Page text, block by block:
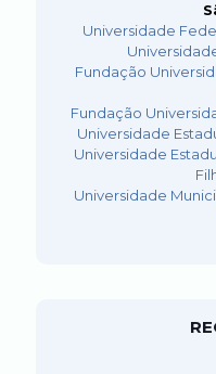
Universidade
Fundação
Fundação
Universidade
Universidade
Universidade